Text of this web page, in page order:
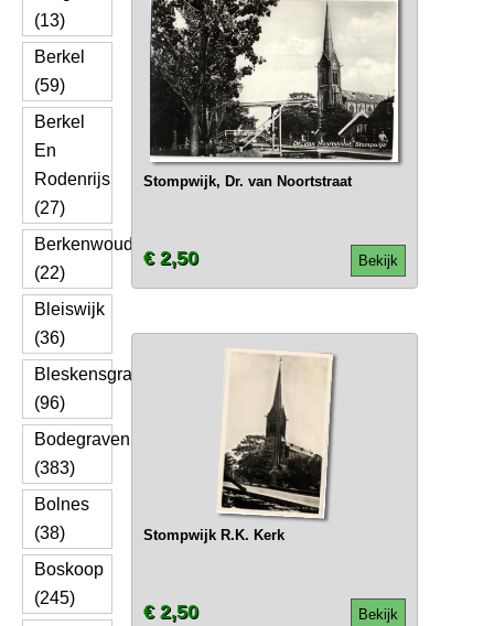
(13)
Berkel
(59)
Berkel
En
Rodenrijs
(27)
Berkenwoude
(22)
Bleiswijk
(36)
Bleskensgraaf
(96)
Bodegraven
(383)
Bolnes
(38)
Boskoop
(245)
Stompwijk, Dr. van Noortstraat
Bekijk
€ 2,50
Stompwijk R.K. Kerk
Bekijk
€ 2,50